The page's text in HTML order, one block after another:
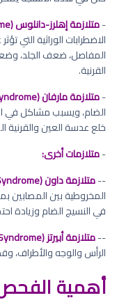
-متلازمة إهلرز-دانلوس (Ehlers-Danlos Syndrome):
الاضطرابات الوراثية التي
المفاصل، ضعف الجلد،
القرنية.
-متلازمة مارفان (Marfan Syndrome):
الضام، ويسبب مشاكل في
خلع عدسة العين والقرنية
-متلازمات أخرى:
--متلازمة داون (Down Syndrome):
المخروطية بين المصابين
في النسيج الضام وزيادة
--متلازمة أبيرتز (Apert''s Syndrome):
الرأس والوجه والأطراف،
أهمية